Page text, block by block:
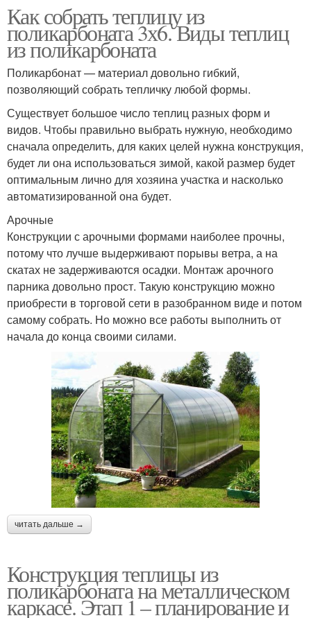
Как собрать теплицу из
поликарбоната 3х6. Виды теплиц
из поликарбоната
Поликарбонат — материал довольно гибкий,
позволяющий собрать тепличку любой формы.
Существует большое число теплиц разных форм и
видов. Чтобы правильно выбрать нужную, необходимо
сначала определить, для каких целей нужна конструкция,
будет ли она использоваться зимой, какой размер будет
оптимальным лично для хозяина участка и насколько
автоматизированной она будет.
Арочные
Конструкции с арочными формами наиболее прочны,
потому что лучше выдерживают порывы ветра, а на
скатах не задерживаются осадки. Монтаж арочного
парника довольно прост. Такую конструкцию можно
приобрести в торговой сети в разобранном виде и потом
самому собрать. Но можно все работы выполнить от
начала до конца своими силами.
читать дальше →
Конструкция теплицы из
поликарбоната на металлическом
каркасе. Этап 1 – планирование и